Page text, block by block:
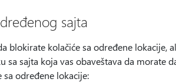
sajta
blokirate kolačiće sa određene lokacije,
sa sajta koja vas obaveštava da morate
određene lokacije: